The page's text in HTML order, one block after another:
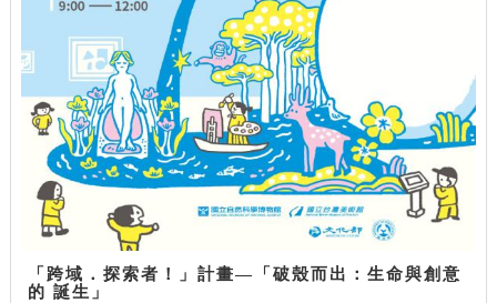
「跨域．探索者！」計畫—「破殼而出：生命與創意
的 誕生」